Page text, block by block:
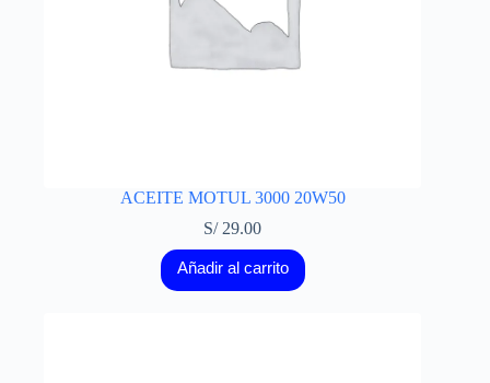
ACEITE MOTUL 3000 20W50
S/29.00
Añadir al carrito